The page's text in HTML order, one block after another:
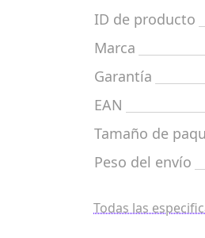
ID de producto
Marca
Garantía
EAN
Tamaño de
Peso del envío
Todas las